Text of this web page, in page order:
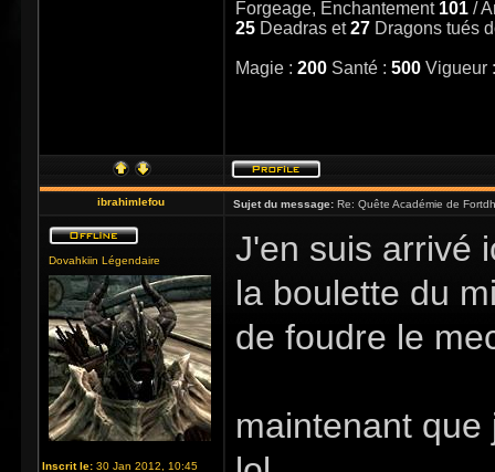
Forgeage, Enchantement 101 /
25 Deadras et27 Dragons tués
Magie : 200 Santé : 500 Vigueur
ibrahimlefou Sujet du message: Re: Quête Académie de
Dovahkiin Légendaire
Inscrit le: 30 Jan 2012, 10:45
J'en suis arrivé
la boulette du
de foudre le
maintenant